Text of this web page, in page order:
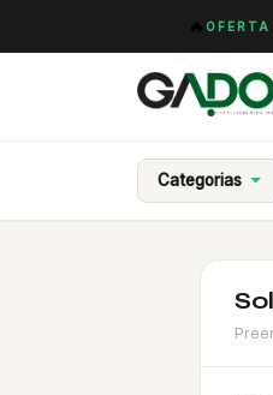
🔥
Categorias